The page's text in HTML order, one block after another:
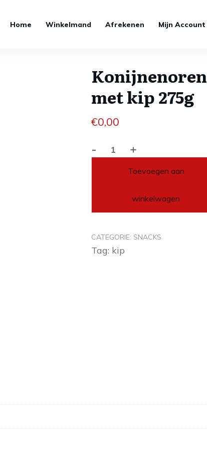
Home Winkelmand Afrekenen Mijn Account
Konijnenoren
met kip 275g
€0,00
-
Konijnenoren
+
Toevoegen aan
winkelwagen
CATEGORIE: SNACKS
Tag: kip